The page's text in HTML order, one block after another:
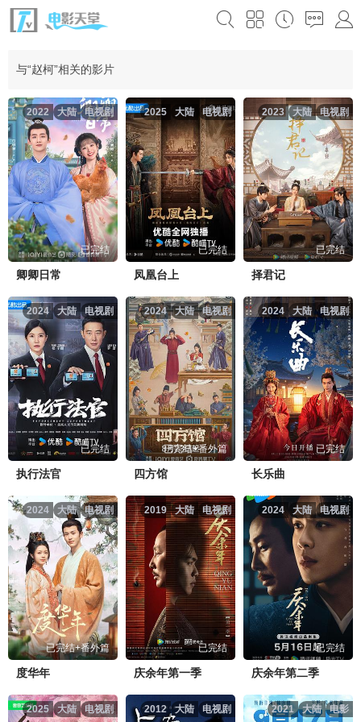
与“赵柯”相关的影片
电视剧
大陆
2022
已完结
卿卿日常
电视剧
大陆
2025
已完结
凤凰台上
电视剧
大陆
2023
已完结
择君记
电视剧
大陆
2024
已完结
执行法官
电视剧
大陆
2024
已完结+番外篇
四方馆
电视剧
大陆
2024
已完结
长乐曲
电视剧
大陆
2024
已完结+番外篇
度华年
电视剧
大陆
2019
已完结
庆余年第一季
电视剧
大陆
2024
已完结
庆余年第二季
电视剧
大陆
2025 电视剧
大陆
2012 电影
大陆
2021